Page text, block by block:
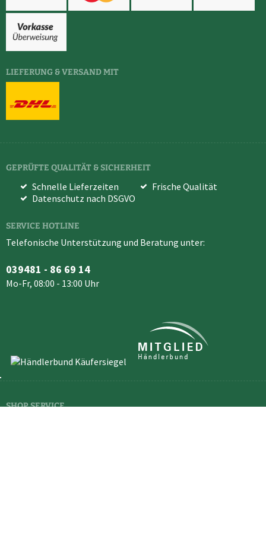
LIEFERUNG & VERSAND MIT
GEPRÜFTE QUALITÄT & SICHERHEIT
Schnelle Lieferzeiten
Frische Qualität
Datenschutz nach DSGVO
SERVICE HOTLINE
Telefonische Unterstützung und Beratung unter:
039481 - 86 69 14
Mo-Fr, 08:00 - 13:00 Uhr
SHOP SERVICE